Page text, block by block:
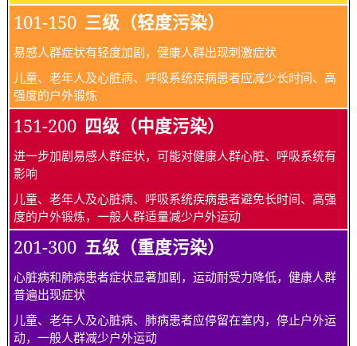
101-150 三级（轻度污染）
易感人群症状有轻度加剧，健康人群出现刺激症状
儿童、老年人及心脏病、呼吸系统疾病患者应减少长时间、高
强度的户外锻炼
151-200 四级（中度污染）
进一步加剧易感人群症状，可能对健康人群心脏、呼吸系统有
影响
儿童、老年人及心脏病、呼吸系统疾病患者避免长时间、高强
度的户外锻炼，一般人群适量减少户外运动
201-300 五级（重度污染）
心脏病和肺病患者症状显著加剧，运动耐受力降低，健康人群
普遍出现症状
儿童、老年人及心脏病、肺病患者应停留在室内，停止户外运
动，一般人群减少户外运动